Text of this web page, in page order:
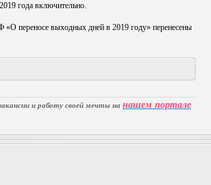
года включительно.
«О переносе выходных дней в 2019 году» перенесены
и работу своей мечты на нашем портале